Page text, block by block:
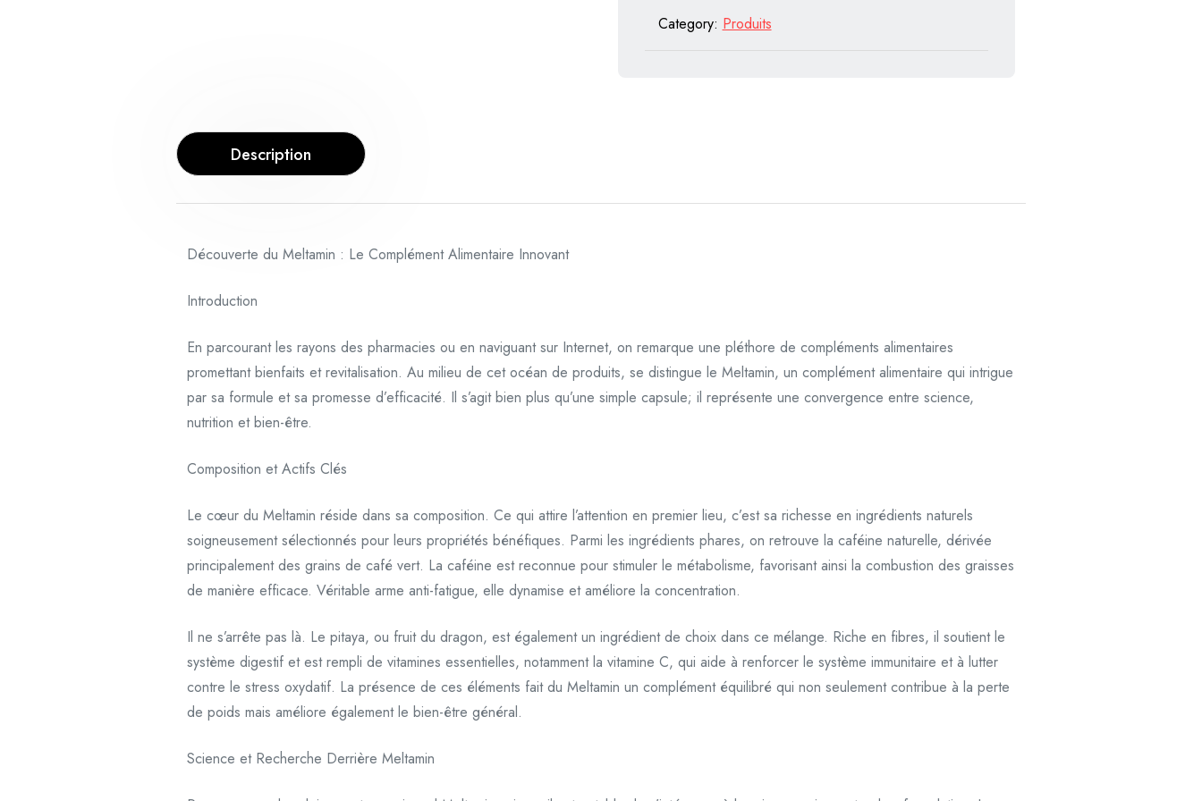
Category: Produits
Description
Découverte du Meltamin : Le Complément Alimentaire Innovant
Introduction
En parcourant les rayons des pharmacies ou en naviguant sur Internet, on remarque une pléthore de compléments alimentaires
promettant bienfaits et revitalisation. Au milieu de cet océan de produits, se distingue le Meltamin, un complément alimentaire qui intrigue
par sa formule et sa promesse d’efficacité. Il s’agit bien plus qu’une simple capsule; il représente une convergence entre science,
nutrition et bien-être.
Composition et Actifs Clés
Le cœur du Meltamin réside dans sa composition. Ce qui attire l’attention en premier lieu, c’est sa richesse en ingrédients naturels
soigneusement sélectionnés pour leurs propriétés bénéfiques. Parmi les ingrédients phares, on retrouve la caféine naturelle, dérivée
principalement des grains de café vert. La caféine est reconnue pour stimuler le métabolisme, favorisant ainsi la combustion des graisses
de manière efficace. Véritable arme anti-fatigue, elle dynamise et améliore la concentration.
Il ne s’arrête pas là. Le pitaya, ou fruit du dragon, est également un ingrédient de choix dans ce mélange. Riche en fibres, il soutient le
système digestif et est rempli de vitamines essentielles, notamment la vitamine C, qui aide à renforcer le système immunitaire et à lutter
contre le stress oxydatif. La présence de ces éléments fait du Meltamin un complément équilibré qui non seulement contribue à la perte
de poids mais améliore également le bien-être général.
Science et Recherche Derrière Meltamin